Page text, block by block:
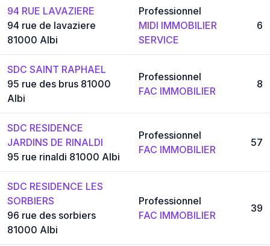
94 RUE LAVAZIERE
94 rue de lavaziere
81000 Albi
Professionnel
MIDI IMMOBILIER
SERVICE
6
SDC SAINT RAPHAEL
95 rue des brus 81000
Albi
Professionnel
FAC IMMOBILIER
8
SDC RESIDENCE
JARDINS DE RINALDI
95 rue rinaldi 81000 Albi
Professionnel
FAC IMMOBILIER
57
SDC RESIDENCE LES
SORBIERS
96 rue des sorbiers
81000 Albi
Professionnel
FAC IMMOBILIER
39